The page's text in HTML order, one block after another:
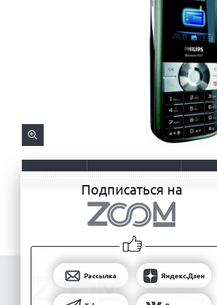
ОПИСАНИЕ ХАРАКТЕРИСТИКИ
Сообщить
Подписаться на
Рассылка Яндекс.Дзен